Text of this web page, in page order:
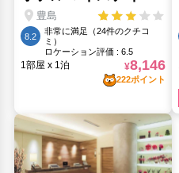
東京タワー(9.03km)
東京スカイツリー(9.67km)
東京都庁展望室(5.09km)
浅草(8.36km)
浅草寺(8.31km)
銀座(8.8km)
銀座コリドー街(8.8km)